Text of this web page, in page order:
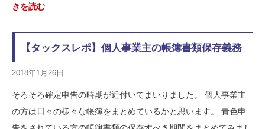
きを読む
【タックスレポ】個人事業主の帳簿書類保存義務
2018年1月26日
そろそろ確定申告の時期が近付いてまいりました。 個人事業主
の方は日々の様々な帳簿をまとめているかと思います。 青色申